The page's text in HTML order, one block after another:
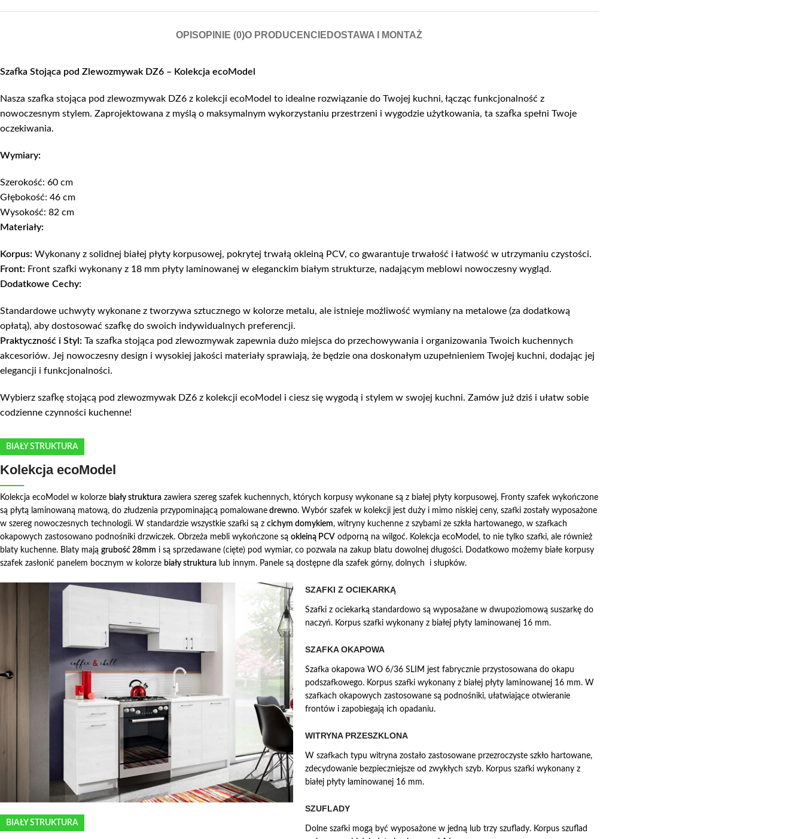
OPISOPINIE (0)O PRODUCENCIE DOSTAWA I MONTAŻ
Szafka Stojąca pod Zlewozmywak DZ6 – Kolekcja ecoModel
Nasza szafka stojąca pod zlewozmywak DZ6 z kolekcji ecoModel to idealne rozwiązanie do Twojej kuchni, łącząc funkcjonalność z
nowoczesnym stylem. Zaprojektowana z myślą o maksymalnym wykorzystaniu przestrzeni i wygodzie użytkowania, ta szafka spełni Twoje
oczekiwania.
Wymiary:
Szerokość: 60 cm
Głębokość: 46 cm
Wysokość: 82 cm
Materiały:
Korpus: Wykonany z solidnej białej płyty korpusowej, pokrytej trwałą okleiną PCV, co gwarantuje trwałość i łatwość w utrzymaniu czystości.
Front: Front szafki wykonany z 18 mm płyty laminowanej w eleganckim białym strukturze, nadającym meblowi nowoczesny wygląd.
Dodatkowe Cechy:
Standardowe uchwyty wykonane z tworzywa sztucznego w kolorze metalu, ale istnieje możliwość wymiany na metalowe (za dodatkową
opłatą), aby dostosować szafkę do swoich indywidualnych preferencji.
Praktyczność i Styl: Ta szafka stojąca pod zlewozmywak zapewnia dużo miejsca do przechowywania i organizowania Twoich kuchennych
akcesoriów. Jej nowoczesny design i wysokiej jakości materiały sprawiają, że będzie ona doskonałym uzupełnieniem Twojej kuchni, dodając jej
elegancji i funkcjonalności.
Wybierz szafkę stojącą pod zlewozmywak DZ6 z kolekcji ecoModel i ciesz się wygodą i stylem w swojej kuchni. Zamów już dziś i ułatw sobie
codzienne czynności kuchenne!
BIAŁY STRUKTURA
Kolekcja ecoModel
Kolekcja ecoModel w kolorze biały struktura zawiera szereg szafek kuchennych, których korpusy wykonane są z białej płyty korpusowej. Fronty szafek wykończone
są płytą laminowaną matową, do złudzenia przypominającą pomalowane drewno. Wybór szafek w kolekcji jest duży i mimo niskiej ceny, szafki zostały wyposażone
w szereg nowoczesnych technologii. W standardzie wszystkie szafki są z cichym domykiem, witryny kuchenne z szybami ze szkła hartowanego, w szafkach
okapowych zastosowano podnośniki drzwiczek. Obrzeża mebli wykończone są okleiną PCV odporną na wilgoć. Kolekcja ecoModel, to nie tylko szafki, ale również
blaty kuchenne. Blaty mają grubość 28mm i są sprzedawane (cięte) pod wymiar, co pozwala na zakup blatu dowolnej długości. Dodatkowo możemy białe korpusy
szafek zasłonić panelem bocznym w kolorze biały struktura lub innym. Panele są dostępne dla szafek górny, dolnych i słupków.
BIAŁY STRUKTURA
SZAFKI Z OCIEKARKĄ
Szafki z ociekarką standardowo są wyposażane w dwupoziomową suszarkę do
naczyń. Korpus szafki wykonany z białej płyty laminowanej 16 mm.
SZAFKA OKAPOWA
Szafka okapowa WO 6/36 SLIM jest fabrycznie przystosowana do okapu
podszafkowego. Korpus szafki wykonany z białej płyty laminowanej 16 mm. W
szafkach okapowych zastosowane są podnośniki, ułatwiające otwieranie
frontów i zapobiegają ich opadaniu.
WITRYNA PRZESZKLONA
W szafkach typu witryna zostało zastosowane przezroczyste szkło hartowane,
zdecydowanie bezpieczniejsze od zwykłych szyb. Korpus szafki wykonany z
białej płyty laminowanej 16 mm.
SZUFLADY
Dolne szafki mogą być wyposażone w jedną lub trzy szuflady. Korpus szuflad